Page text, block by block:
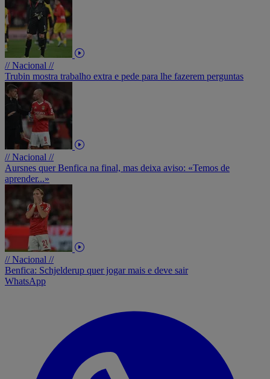
// Nacional //
Trubin mostra trabalho extra e pede para lhe fazerem perguntas
// Nacional //
Aursnes quer Benfica na final, mas deixa aviso: «Temos de
aprender...»
// Nacional //
Benfica: Schjelderup quer jogar mais e deve sair
WhatsApp